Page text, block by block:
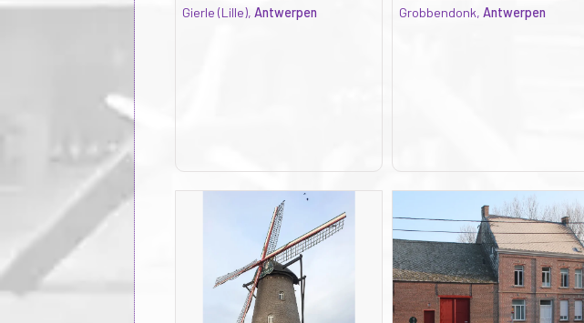
Gierle (Lille), Antwerpen
Grobbendonk, Antwerpen